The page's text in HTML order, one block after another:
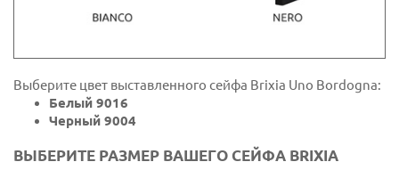
Выберите цвет выставленного сейфа Brixia Uno Bordogna:
Белый 9016
Черный 9004
ВЫБЕРИТЕ РАЗМЕР ВАШЕГО СЕЙФА BRIXIA